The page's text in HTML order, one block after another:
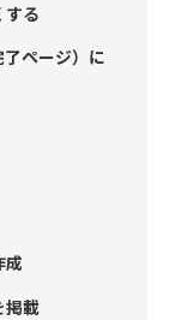
する
ページ）に
成
掲載